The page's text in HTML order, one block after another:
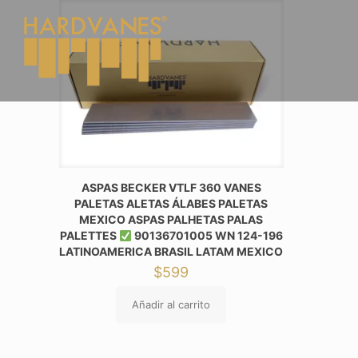
ASPAS BECKER VTLF 360 VANES
PALETAS ALETAS ÁLABES PALETAS
MEXICO ASPAS PALHETAS PALAS
PALETTES
90136701005 WN 124-196
LATINOAMERICA BRASIL LATAM MEXICO
$599
Añadir al carrito